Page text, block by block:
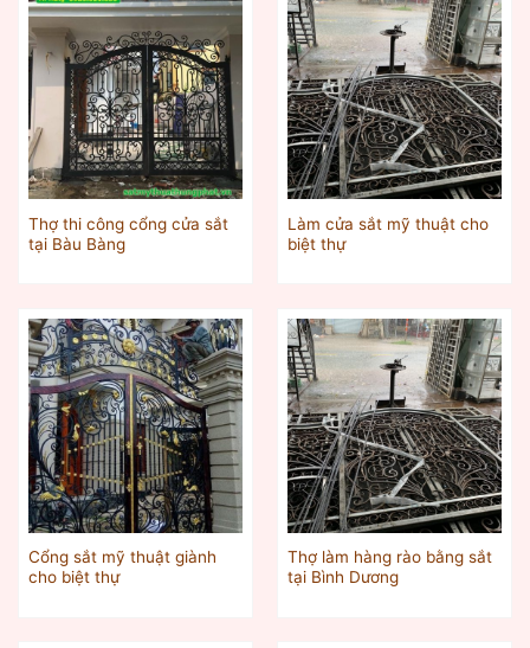
Thợ thi công cổng cửa sắt
tại Bàu Bàng
Làm cửa sắt mỹ thuật cho
biệt thự
Cổng sắt mỹ thuật giành
cho biệt thự
Thợ làm hàng rào bằng sắt
tại Bình Dương